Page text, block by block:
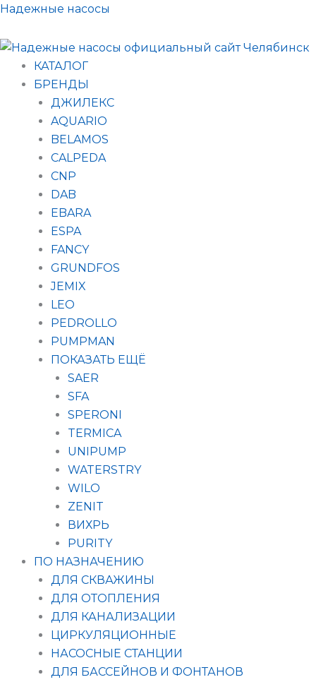
Перейти
содержимому
Надежные насосы
КАТАЛОГ
БРЕНДЫ
ДЖИЛЕКС
AQUARIO
BELAMOS
CALPEDA
CNP
DAB
EBARA
ESPA
FANCY
GRUNDFOS
JEMIX
LEO
PEDROLLO
PUMPMAN
ПОКАЗАТЬ ЕЩЁ
SAER
SFA
SPERONI
TERMICA
UNIPUMP
WATERSTRY
WILO
ZENIT
ВИХРЬ
PURITY
ПО НАЗНАЧЕНИЮ
ДЛЯ СКВАЖИНЫ
ДЛЯ ОТОПЛЕНИЯ
ДЛЯ КАНАЛИЗАЦИИ
ЦИРКУЛЯЦИОННЫЕ
НАСОСНЫЕ СТАНЦИИ
ДЛЯ БАССЕЙНОВ И ФОНТАНОВ
Поиск